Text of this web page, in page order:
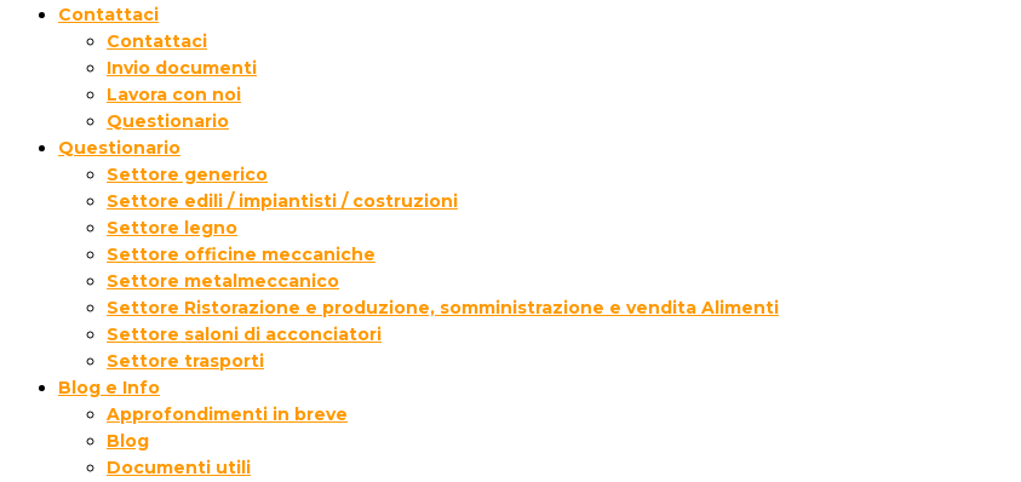
Contattaci
Contattaci
Invio documenti
Lavora con noi
Questionario
Questionario
Settore generico
Settore edili / impiantisti / costruzioni
Settore legno
Settore officine meccaniche
Settore metalmeccanico
Settore Ristorazione e produzione, somministrazione e vendita Alimenti
Settore saloni di acconciatori
Settore trasporti
Blog e Info
Approfondimenti in breve
Blog
Documenti utili